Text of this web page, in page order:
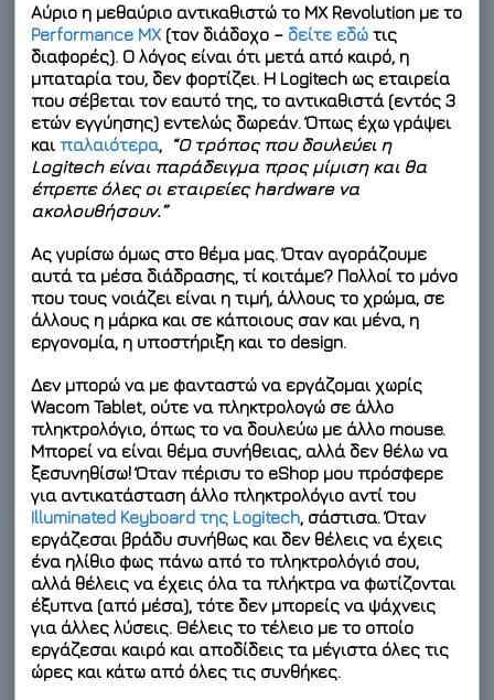
Αύριο η μεθαύριο αντικαθιστώ το MX Revolution με το
Performance MX (τον διάδοχο – δείτε εδώ τις
διαφορές). Ο λόγος είναι ότι μετά από καιρό, η
μπαταρία του, δεν φορτίζει. Η Logitech ως εταιρεία
που σέβεται τον εαυτό της, το αντικαθιστά (εντός 3
ετών εγγύησης) εντελώς δωρεάν. Όπως έχω γράψει
και παλαιότερα,
“Ο τρόπος που δουλεύει η
Logitech είναι παράδειγμα προς μίμιση και θα
έπρεπε όλες οι εταιρείες hardware να
ακολουθήσουν.”
Ας γυρίσω όμως στο θέμα μας. Όταν αγοράζουμε
αυτά τα μέσα διάδρασης, τί κοιτάμε? Πολλοί το μόνο
που τους νοιάζει είναι η τιμή, άλλους το χρώμα, σε
άλλους η μάρκα και σε κάποιους σαν και μένα, η
εργονομία, η υποστήριξη και το design.
Δεν μπορώ να με φανταστώ να εργάζομαι χωρίς
Wacom Tablet, ούτε να πληκτρολογώ σε άλλο
πληκτρολόγιο, όπως το να δουλεύω με άλλο mouse.
Μπορεί να είναι θέμα συνήθειας, αλλά δεν θέλω να
ξεσυνηθίσω! Όταν πέρισυ το eShop μου πρόσφερε
για αντικατάσταση άλλο πληκτρολόγιο αντί του
Illuminated Keyboard της Logitech, σάστισα. Όταν
εργάζεσαι βράδυ συνήθως και δεν θέλεις να έχεις
ένα ηλίθιο φως πάνω από το πληκτρολόγιό σου,
αλλά θέλεις να έχεις όλα τα πλήκτρα να φωτίζονται
έξυπνα (από μέσα), τότε δεν μπορείς να ψάχνεις
για άλλες λύσεις. Θέλεις το τέλειο με το οποίο
εργάζεσαι καιρό και αποδίδεις τα μέγιστα όλες τις
ώρες και κάτω από όλες τις συνθήκες.